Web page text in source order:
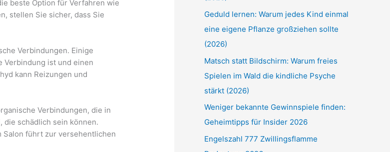
beste Option für Verfahren wie
stellen Sie sicher, dass Sie
Verbindungen. Einige
Verbindung ist und einen
kann Reizungen und
Verbindungen, die in
die schädlich sein können.
Salon führt zur versehentlichen
Geduld lernen: Warum jedes Kind einmal
eine eigene Pflanze großziehen sollte
(2026)
Matsch statt Bildschirm: Warum freies
Spielen im Wald die kindliche Psyche
stärkt (2026)
Weniger bekannte Gewinnspiele finden:
Geheimtipps für Insider 2026
Engelszahl 777 Zwillingsflamme